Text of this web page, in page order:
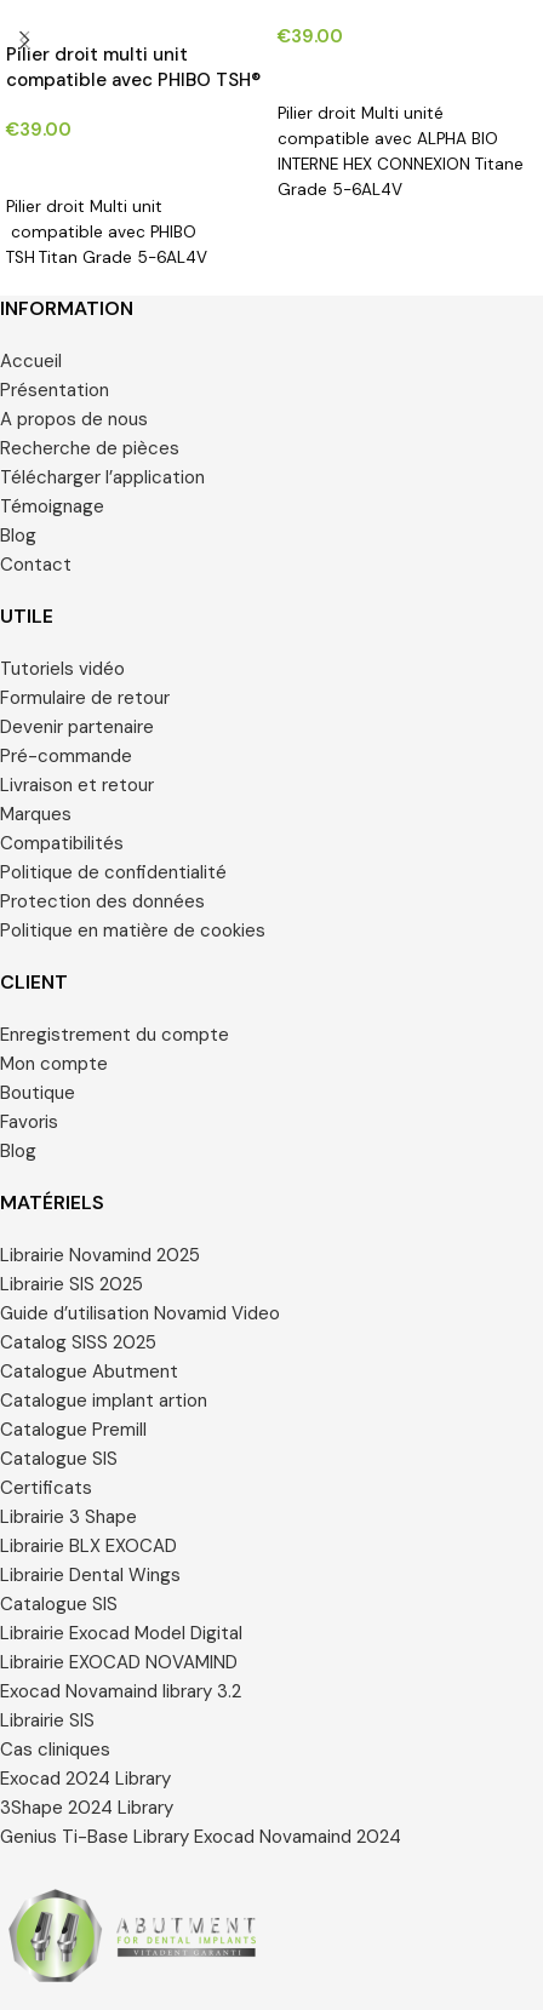
Pilier droit multi unit
compatible avec PHIBO TSH®
€39.00
Pilier droit Multi unit
compatible avec PHIBO
TSH Titan Grade 5-6AL4V
CONNECTION®*
€39.00
Pilier droit Multi unité
compatible avec ALPHA BIO
INTERNE HEX CONNEXION Titane
Grade 5-6AL4V
INFORMATION
Accueil
Présentation
A propos de nous
Recherche de pièces
Télécharger l’application
Témoignage
Blog
Contact
UTILE
Tutoriels vidéo
Formulaire de retour
Devenir partenaire
Pré-commande
Livraison et retour
Marques
Compatibilités
Politique de confidentialité
Protection des données
Politique en matière de cookies
CLIENT
Enregistrement du compte
Mon compte
Boutique
Favoris
Blog
MATÉRIELS
Librairie Novamind 2025
Librairie SIS 2025
Guide d’utilisation Novamid Video
Catalog SISS 2025
Catalogue Abutment
Catalogue implant artion
Catalogue Premill
Catalogue SIS
Certificats
Librairie 3 Shape
Librairie BLX EXOCAD
Librairie Dental Wings
Catalogue SIS
Librairie Exocad Model Digital
Librairie EXOCAD NOVAMIND
Exocad Novamaind library 3.2
Librairie SIS
Cas cliniques
Exocad 2024 Library
3Shape 2024 Library
Genius Ti-Base Library Exocad Novamaind 2024